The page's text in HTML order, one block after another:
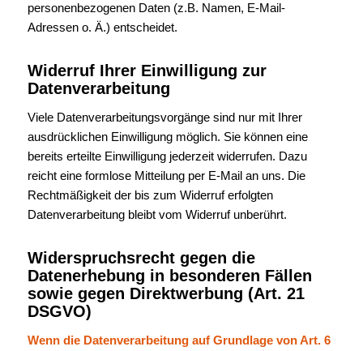
personenbezogenen Daten (z.B. Namen, E-Mail-
Adressen o. Ä.) entscheidet.
Widerruf Ihrer Einwilligung zur
Datenverarbeitung
Viele Datenverarbeitungsvorgänge sind nur mit Ihrer
ausdrücklichen Einwilligung möglich. Sie können eine
bereits erteilte Einwilligung jederzeit widerrufen. Dazu
reicht eine formlose Mitteilung per E-Mail an uns. Die
Rechtmäßigkeit der bis zum Widerruf erfolgten
Datenverarbeitung bleibt vom Widerruf unberührt.
Widerspruchsrecht gegen die
Datenerhebung in besonderen Fällen
sowie gegen Direktwerbung (Art. 21
DSGVO)
Wenn die Datenverarbeitung auf Grundlage von Art. 6